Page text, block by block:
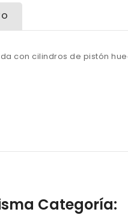
con cilindros de pistón
Categoría: